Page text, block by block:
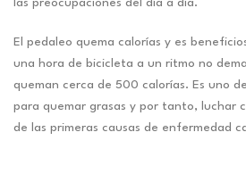
las preocupaciones del día a día.
El pedaleo quema calorías y es
una hora de bicicleta a un ritmo no
queman cerca de 500 calorías. Es uno
para quemar grasas y por tanto, luchar
de las primeras causas de enfermedad